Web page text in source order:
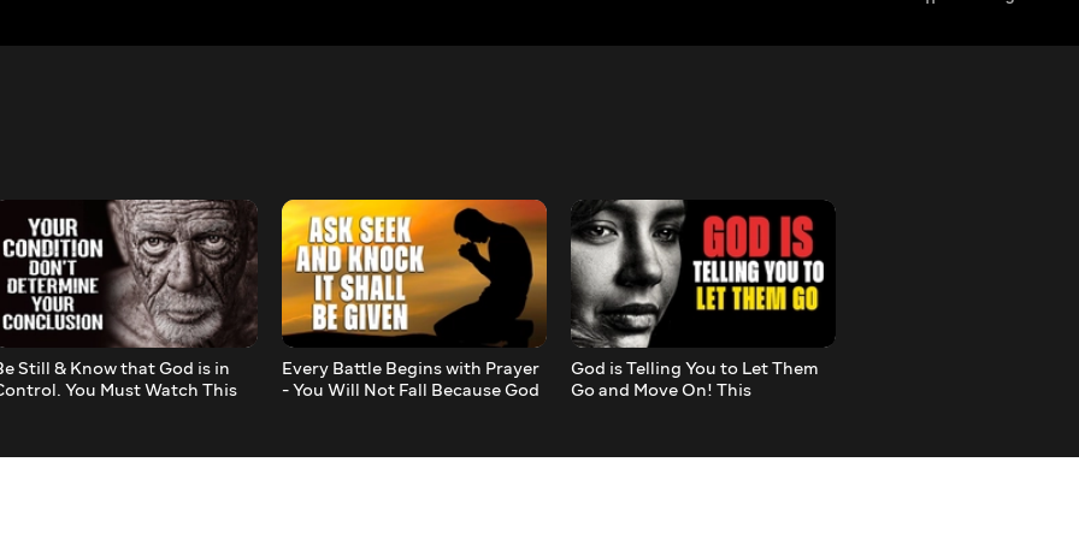
Still & Know that God is in
You Must Watch This
Every Battle Begins with Prayer
- You Will Not Fall Because God
God is Telling You to Let Them
Go and Move On! This